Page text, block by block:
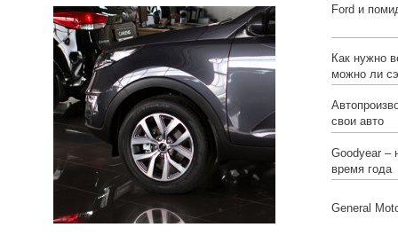
Ford и
Как нужно
можно ли
свои авто
Goodyear –
время года
General